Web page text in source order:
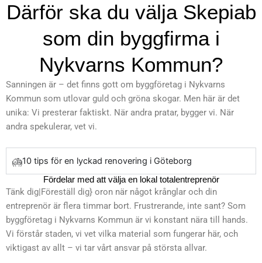
Därför ska du välja Skepiab
som din byggfirma i
Nykvarns Kommun?
Sanningen är – det finns gott om byggföretag i Nykvarns
Kommun som utlovar guld och gröna skogar. Men här är det
unika: Vi presterar faktiskt. När andra pratar, bygger vi. När
andra spekulerar, vet vi.
10 tips för en lyckad renovering i Göteborg
Fördelar med att välja en lokal totalentreprenör
Tänk dig|Föreställ dig} oron när något krånglar och din
entreprenör är flera timmar bort. Frustrerande, inte sant? Som
byggföretag i Nykvarns Kommun är vi konstant nära till hands.
Vi förstår staden, vi vet vilka material som fungerar här, och
viktigast av allt – vi tar vårt ansvar på största allvar.